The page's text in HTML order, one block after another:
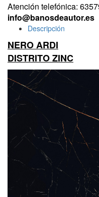
Atención telefónica:
info@banosdeautor.es
Descripción
NERO ARDI
DISTRITO ZINC